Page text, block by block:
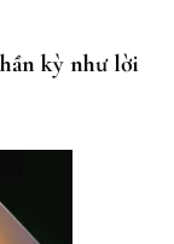
kỳ như lời